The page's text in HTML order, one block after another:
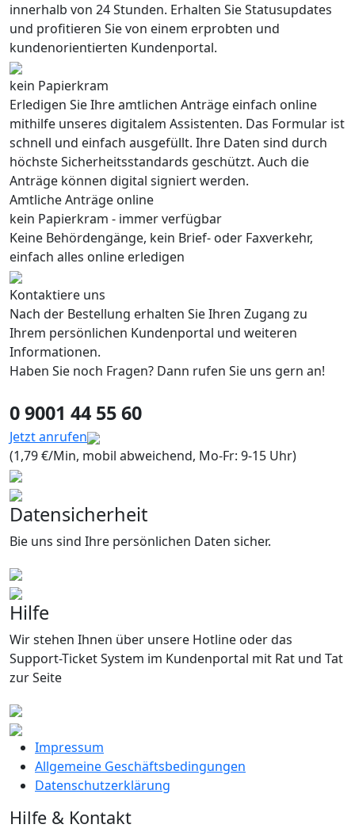
innerhalb von 24 Stunden. Erhalten Sie Statusupdates
und profitieren Sie von einem erprobten und
kundenorientierten Kundenportal.
kein Papierkram
Erledigen Sie Ihre amtlichen Anträge einfach online
mithilfe unseres digitalem Assistenten. Das Formular ist
schnell und einfach ausgefüllt. Ihre Daten sind durch
höchste Sicherheitsstandards geschützt. Auch die
Anträge können digital signiert werden.
Amtliche Anträge online
kein Papierkram - immer verfügbar
Keine Behördengänge, kein Brief- oder Faxverkehr,
einfach alles online erledigen
Kontaktiere uns
Nach der Bestellung erhalten Sie Ihren Zugang zu
Ihrem persönlichen Kundenportal und weiteren
Informationen.
Haben Sie noch Fragen? Dann rufen Sie uns gern an!
0 9001 44 55 60
Jetzt anrufen
(1,79 €/Min, mobil abweichend, Mo-Fr: 9-15 Uhr)
Datensicherheit
Bie uns sind Ihre persönlichen Daten sicher.
Hilfe
Wir stehen Ihnen über unsere Hotline oder das
Support-Ticket System im Kundenportal mit Rat und Tat
zur Seite
Impressum
Allgemeine Geschäftsbedingungen
Datenschutzerklärung
Hilfe & Kontakt